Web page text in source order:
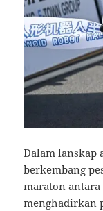
Dalam lanskap
berkembang
maraton
menghadirkan